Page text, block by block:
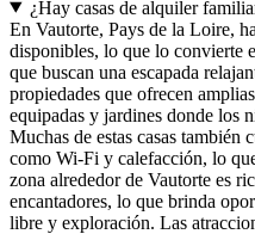
¿Hay casas de alquiler
En Vautorte, Pays de la Loire,
disponibles, lo que lo convierte
que buscan una escapada
propiedades que ofrecen
equipadas y jardines donde los
Muchas de estas casas también
como Wi-Fi y calefacción, lo
zona alrededor de Vautorte es
encantadores, lo que brinda
libre y exploración. Las